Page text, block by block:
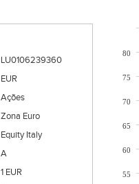
LU0106239360
EUR
Ações
Zona Euro
Equity Italy
A
1 EUR
55
60
65
70
75
80